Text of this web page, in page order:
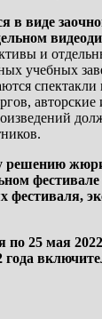
виде
и
учебных
решению
фестиваля,
по 25 мая